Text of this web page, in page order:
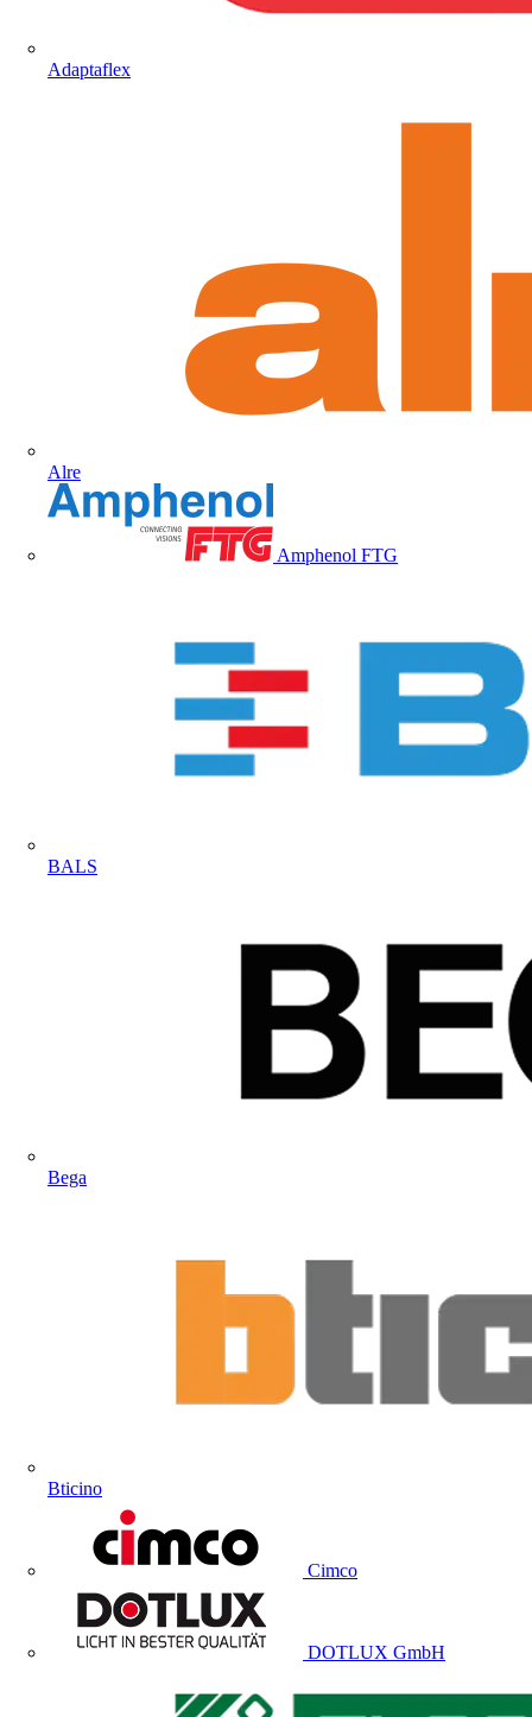
Adaptaflex
Alre
Amphenol FTG
BALS
Bega
Bticino
Cimco
DOTLUX GmbH